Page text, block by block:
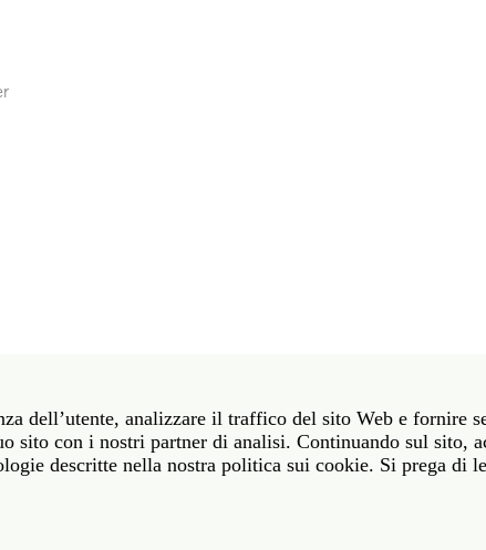
· t 39 06 58461 · f 39 06 5810788
New York NY 10011 · t 212 751 7200 · f 212 751
dell’utente, analizzare il traffico del sito Web e fornire
sito con i nostri partner di analisi. Continuando sul sito,
descritte nella nostra politica sui cookie. Si prega di